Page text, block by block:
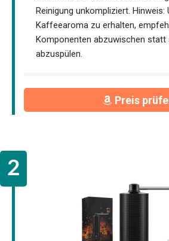
Reinigung unkompliziert. Hinweis:
Kaffeearoma zu erhalten,
Komponenten abzuwischen statt
abzuspülen.
Preis